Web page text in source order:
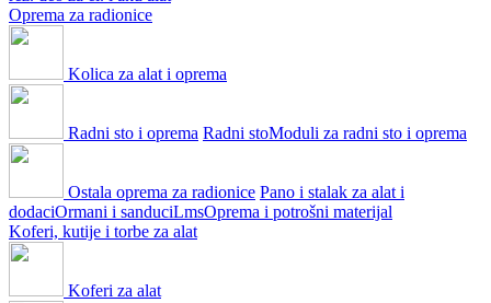
Oprema za radionice
Kolica za alat i oprema
Radni sto i oprema Radni stoModuli za radni sto i oprema
Ostala oprema za radionice Pano i stalak za alat i
dodaciOrmani i sanduciLmsOprema i potrošni materijal
Koferi, kutije i torbe za alat
Koferi za alat